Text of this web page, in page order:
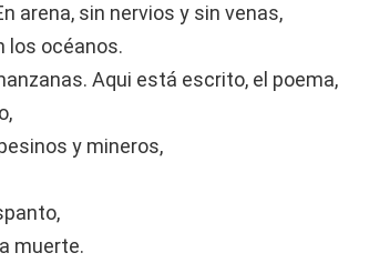
arena, sin nervios y sin venas,
los océanos.
Aqui está escrito, el poema,
y mineros,
muerte.